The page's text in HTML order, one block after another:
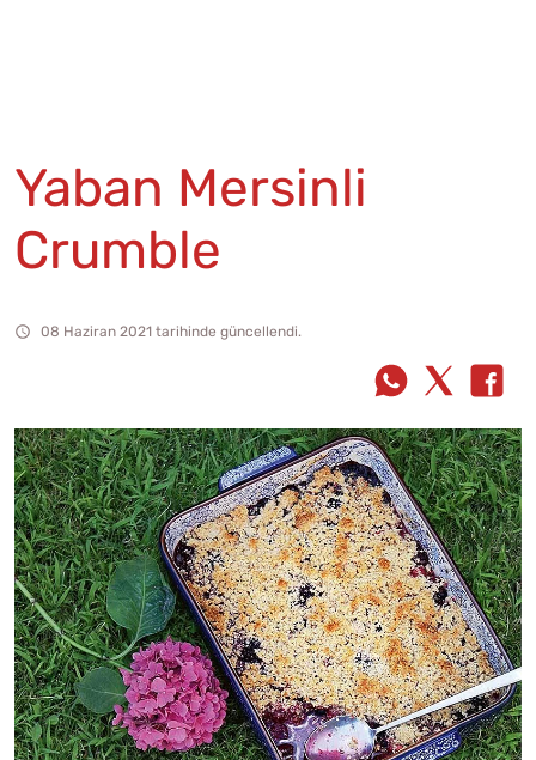
Yaban Mersinli
Crumble
08 Haziran 2021 tarihinde güncellendi.